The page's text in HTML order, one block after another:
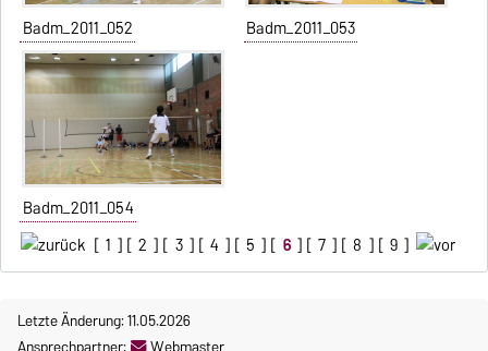
Badm_2011_052 Badm_2011_053
Badm_2011_054
[ 1 ] [ 2 ] [ 3 ] [ 4 ] [ 5 ] [ 6 ] [ 7 ] [ 8 ] [ 9 ]
Letzte Änderung: 11.05.2026